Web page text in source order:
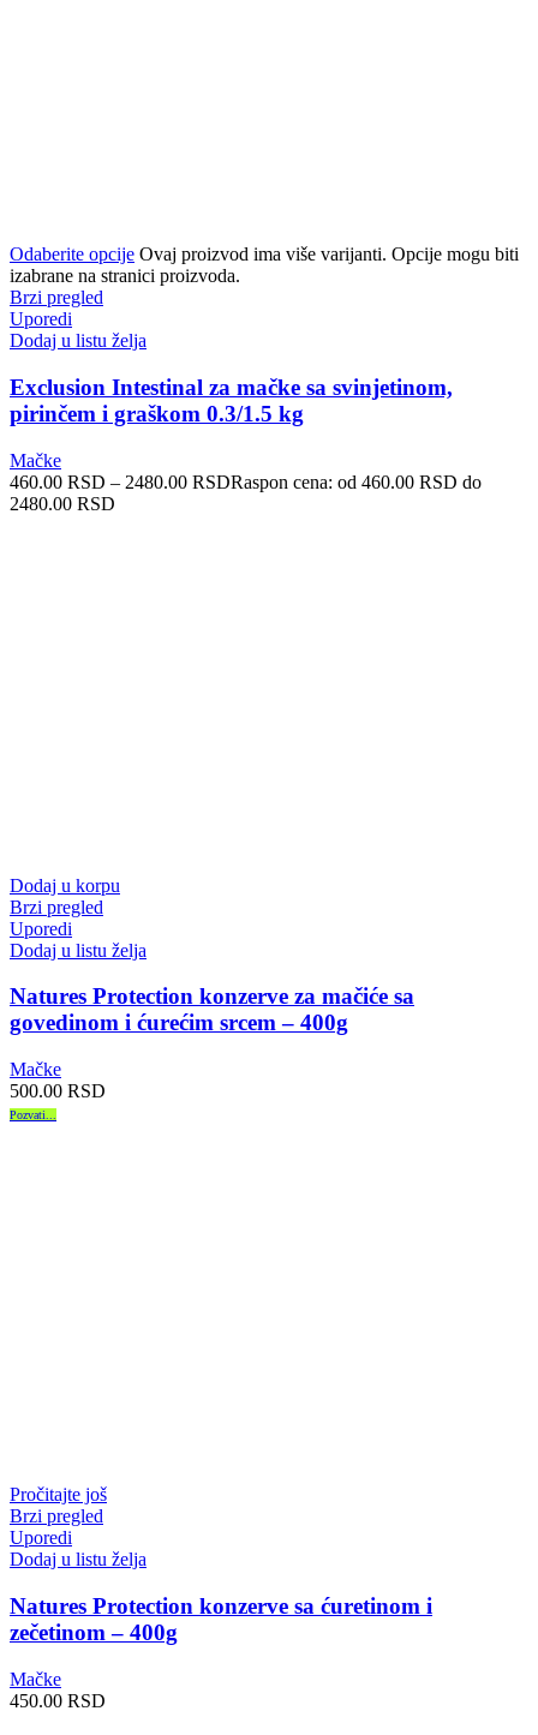
Odaberite opcije Ovaj proizvod ima više varijanti. Opcije mogu biti
izabrane na stranici proizvoda.
Brzi pregled
Uporedi
Dodaj u listu želja
Exclusion Intestinal za mačke sa svinjetinom,
pirinčem i graškom 0.3/1.5 kg
Mačke
460.00 RSD – 2480.00 RSDRaspon cena: od 460.00 RSD do
2480.00 RSD
Dodaj u korpu
Brzi pregled
Uporedi
Dodaj u listu želja
Natures Protection konzerve za mačiće sa
govedinom i ćurećim srcem – 400g
Mačke
500.00 RSD
Pozvati...
Pročitajte još
Brzi pregled
Uporedi
Dodaj u listu želja
Natures Protection konzerve sa ćuretinom i
zečetinom – 400g
Mačke
450.00 RSD